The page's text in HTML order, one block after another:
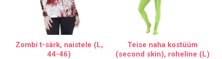
Zombi t-särk, naistele (L,
44-46)
Teise naha kostüüm
(second skin), roheline (L)